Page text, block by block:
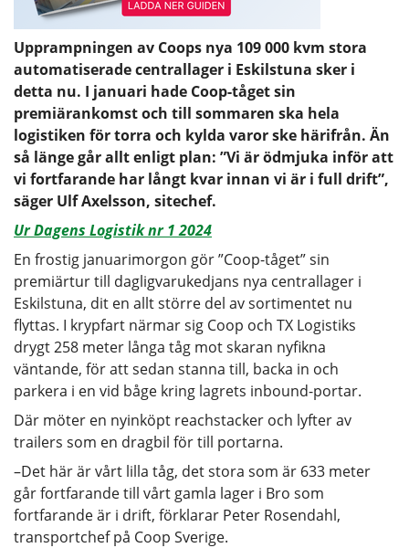
Upprampningen av Coops nya 109 000 kvm stora
automatiserade centrallager i Eskilstuna sker i
detta nu. I januari hade Coop-tåget sin
premiärankomst och till sommaren ska hela
logistiken för torra och kylda varor ske härifrån. Än
så länge går allt enligt plan: ”Vi är ödmjuka inför att
vi fortfarande har långt kvar innan vi är i full drift”,
säger Ulf Axelsson, sitechef.
Ur Dagens Logistik nr 1 2024
En frostig januarimorgon gör ”Coop-tåget” sin
premiärtur till dagligvarukedjans nya centrallager i
Eskilstuna, dit en allt större del av sortimentet nu
flyttas. I krypfart närmar sig Coop och TX Logistiks
drygt 258 meter långa tåg mot skaran nyfikna
väntande, för att sedan stanna till, backa in och
parkera i en vid båge kring lagrets inbound-portar.
Där möter en nyinköpt reachstacker och lyfter av
trailers som en dragbil för till portarna.
–Det här är vårt lilla tåg, det stora som är 633 meter
går fortfarande till vårt gamla lager i Bro som
fortfarande är i drift, förklarar Peter Rosendahl,
transportchef på Coop Sverige.